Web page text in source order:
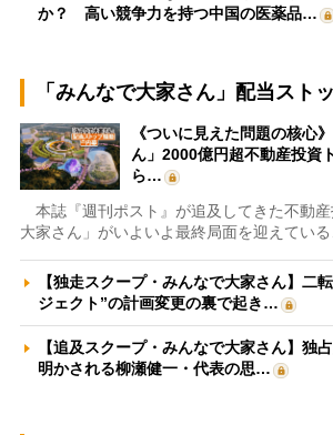
か？ 高い競争力を持つ中国の医薬品…
「みんなで大家さん」配当スト
《ついに見えた問題の核心
ん」2000億円超不動産投資
ら…
本誌『週刊ポスト』が追及してきた不動
大家さん」がいよいよ最終局面を迎えてい
【独走スクープ・みんなで大家さん】二
ジェクト”の計画変更の裏で起き…
【追及スクープ・みんなで大家さん】独
明かされる柳瀬健一・代表の思…